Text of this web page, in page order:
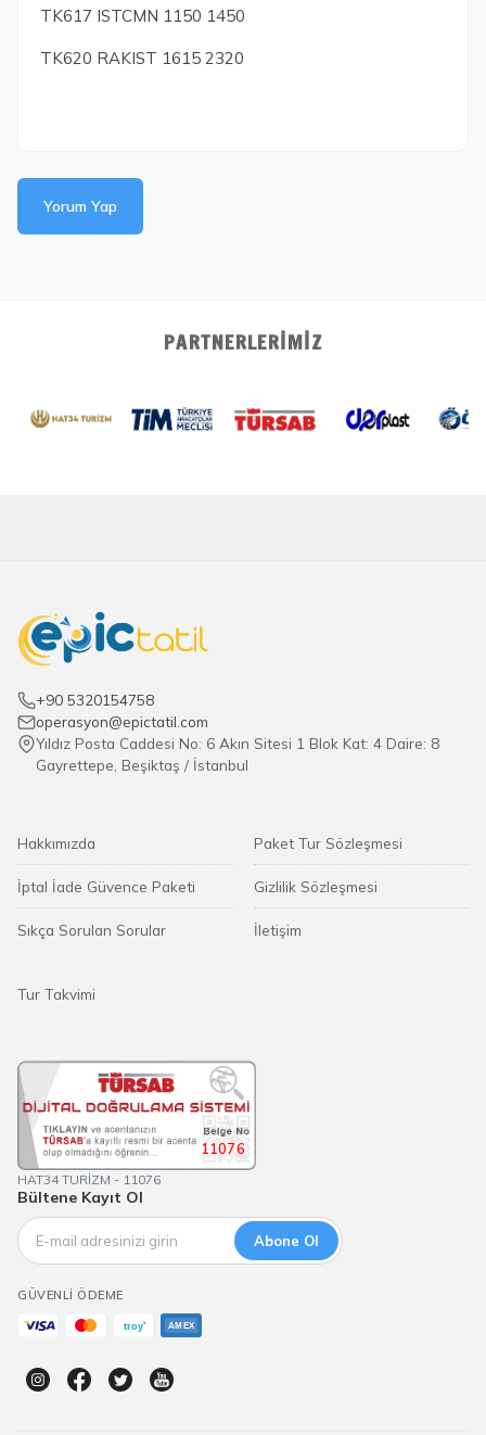
TK617 ISTCMN 1150 1450
TK620 RAKIST 1615 2320
Yorum Yap
PARTNERLERIMIZ
+90 5320154758
operasyon@epictatil.com
Yıldız Posta Caddesi No: 6 Akın Sitesi 1 Blok Kat: 4 Daire: 8
Gayrettepe, Beşiktaş / İstanbul
Hakkımızda
İptal İade Güvence Paketi
Sıkça Sorulan Sorular
Paket Tur Sözleşmesi
Gizlilik Sözleşmesi
İletişim
Tur Takvimi
11076
HAT34 TURİZM - 11076
Bültene Kayıt Ol
Abone Ol
GÜVENLI ÖDEME